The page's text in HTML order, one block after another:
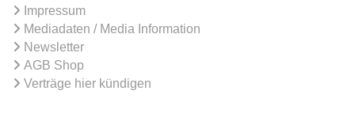
Impressum
Mediadaten / Media Information
Newsletter
AGB Shop
Verträge hier kündigen